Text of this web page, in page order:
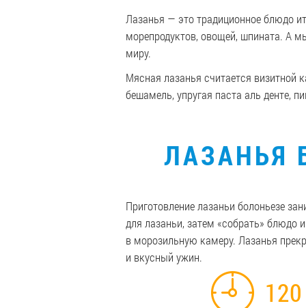
Лазанья — это традиционное блюдо
морепродуктов, овощей, шпината. А
миру.
Мясная лазанья считается визитной
бешамель, упругая паста аль денте,
ЛАЗАНЬЯ
Приготовление лазаньи болоньезе
для лазаньи, затем «собрать» блюдо
в морозильную камеру. Лазанья
и вкусный ужин.